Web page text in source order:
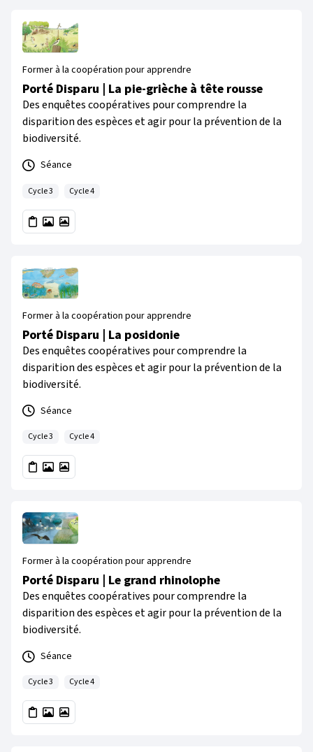
Former à la coopération pour apprendre
Porté Disparu | La pie-grièche à tête rousse
Des enquêtes coopératives pour comprendre la
disparition des espèces et agir pour la prévention de la
biodiversité.
Séance
Cycle 3 Cycle 4
Former à la coopération pour apprendre
Porté Disparu | La posidonie
Des enquêtes coopératives pour comprendre la
disparition des espèces et agir pour la prévention de la
biodiversité.
Séance
Cycle 3 Cycle 4
Former à la coopération pour apprendre
Porté Disparu | Le grand rhinolophe
Des enquêtes coopératives pour comprendre la
disparition des espèces et agir pour la prévention de la
biodiversité.
Séance
Cycle 3 Cycle 4